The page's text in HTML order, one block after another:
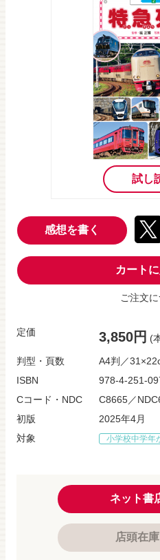
試し
感想を書く
カート
ご注文
定価 3,850円 (
判型・頁数
A4判／
ISBN
978-4-251-
Cコード・NDC
C8665／
初版
2025年4月
対象
小学校中学年
ネット書
店頭在